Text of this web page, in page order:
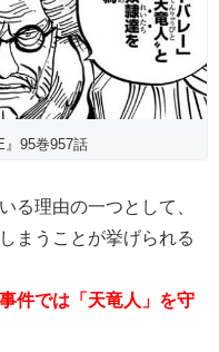
』95巻957話
る理由の一つとして、
まうことが挙げられる
件では「天竜人」を守